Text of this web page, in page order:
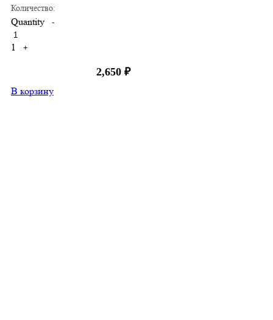
Количество:
Quantity -
1 +
2,650 ₽
В корзину